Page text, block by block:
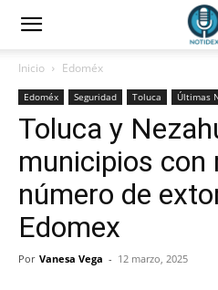
Inicio Edoméx
Edoméx Seguridad Toluca Últimas
Toluca y
municipios con
número de
Edomex
Por Vanesa Vega - 12 marzo, 2025